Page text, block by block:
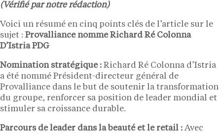
(Vérifié par notre rédaction)
Voici un résumé en cinq points clés de l’article sur le
sujet : Provalliance nomme Richard Ré Colonna
D’Istria PDG
Nomination stratégique : Richard Ré Colonna d’Istria
a été nommé Président-directeur général de
Provalliance dans le but de soutenir la transformation
du groupe, renforcer sa position de leader mondial et
stimuler sa croissance durable.
Parcours de leader dans la beauté et le retail : Avec